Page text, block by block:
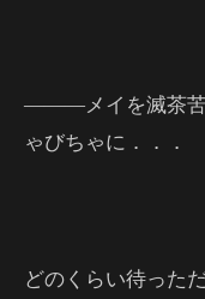
―――メイを滅茶苦
ゃびちゃに．．．
どのくらい待った